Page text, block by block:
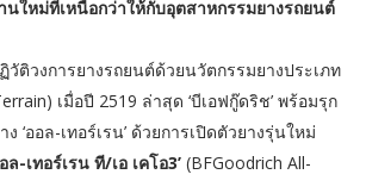
นใหม่ที่เหนือกว่าให้กับอุตสาหกรรมยางรถยนต์
ติวงการยางรถยนต์ด้วยนวัตกรรมยางประเภท
เมื่อปี 2519 ล่าสุด ‘บีเอฟกู๊ดริช’ พร้อมรุก
‘ออล-เทอร์เรน’ ด้วยการเปิดตัวยางรุ่นใหม่
ล-เทอร์เรน ที/เอ เคโอ3’ (BFGoodrich All-